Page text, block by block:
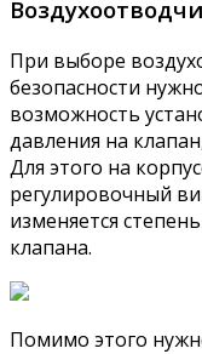
При выборе
безопасности
возможность
давления на
Для этого на
регулировочный
изменяется
клапана.
Помимо этого